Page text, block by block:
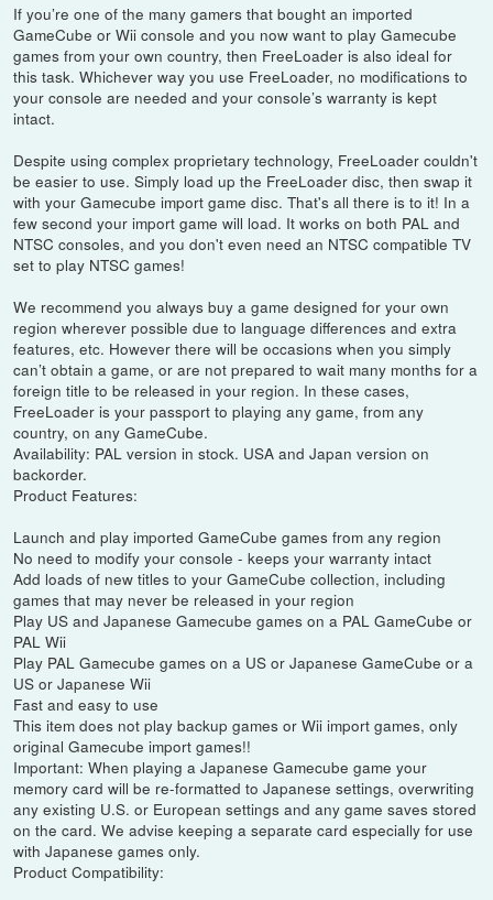
If you’re one of the many gamers that bought an imported
GameCube or Wii console and you now want to play Gamecube
games from your own country, then FreeLoader is also ideal for
this task. Whichever way you use FreeLoader, no modifications to
your console are needed and your console’s warranty is kept
intact.
Despite using complex proprietary technology, FreeLoader couldn't
be easier to use. Simply load up the FreeLoader disc, then swap it
with your Gamecube import game disc. That's all there is to it! In a
few second your import game will load. It works on both PAL and
NTSC consoles, and you don't even need an NTSC compatible TV
set to play NTSC games!
We recommend you always buy a game designed for your own
region wherever possible due to language differences and extra
features, etc. However there will be occasions when you simply
can’t obtain a game, or are not prepared to wait many months for a
foreign title to be released in your region. In these cases,
FreeLoader is your passport to playing any game, from any
country, on any GameCube.
Availability: PAL version in stock. USA and Japan version on
backorder.
Product Features:
Launch and play imported GameCube games from any region
No need to modify your console - keeps your warranty intact
Add loads of new titles to your GameCube collection, including
games that may never be released in your region
Play US and Japanese Gamecube games on a PAL GameCube or
PAL Wii
Play PAL Gamecube games on a US or Japanese GameCube or a
US or Japanese Wii
Fast and easy to use
This item does not play backup games or Wii import games, only
original Gamecube import games!!
Important: When playing a Japanese Gamecube game your
memory card will be re-formatted to Japanese settings, overwriting
any existing U.S. or European settings and any game saves stored
on the card. We advise keeping a separate card especially for use
with Japanese games only.
Product Compatibility: